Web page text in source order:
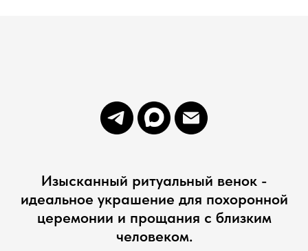
Изысканный ритуальный венок -
идеальное украшение для похоронной
церемонии и прощания с близким
человеком.